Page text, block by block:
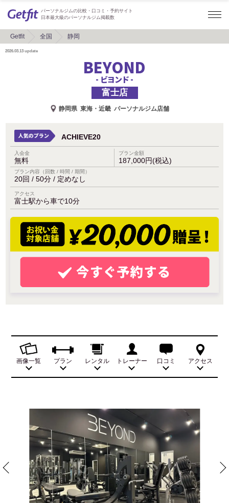
パーソナルジムの比較・口コミ・予約サイト
日本最大級のパーソナルジム掲載数
Getfit 全国 静岡
2026.03.13 update
BEYOND
- ビヨンド -
富士店
静岡県 東海・近畿 パーソナルジム店舗
ACHIEVE20
入会金
無料
プラン金額
187,000円(税込)
プラン内容（回数 / 時間 / 期間）
20回 / 50分 / 定めなし
アクセス
富士駅から車で10分
画像一覧 プラン レンタル トレーナー 口コミ アクセス